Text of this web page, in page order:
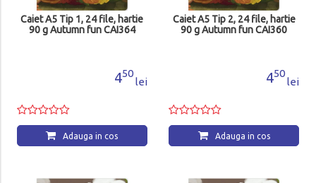
Caiet A5 Tip 1, 24 file, hartie
90 g Autumn fun CAI364
450
lei
Adauga in cos
Caiet A5 Tip 2, 24 file, hartie
90 g Autumn fun CAI360
450
lei
Adauga in cos